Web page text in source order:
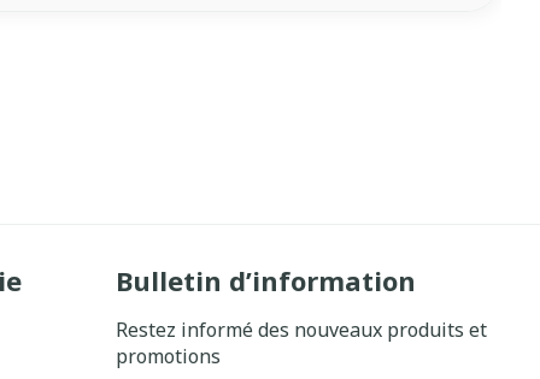
Bulletin d’information
Restez informé des nouveaux produits et
promotions